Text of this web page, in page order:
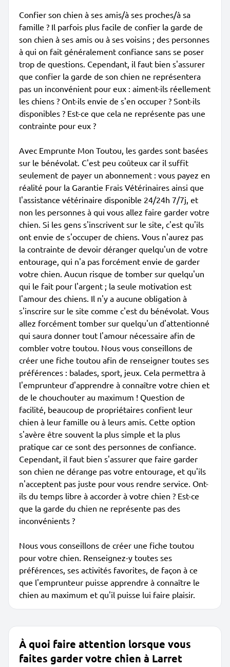
Confier son chien à ses amis/à ses proches/à sa
famille ? Il parfois plus facile de confier la garde de
son chien à ses amis ou à ses voisins ; des personnes
à qui on fait généralement confiance sans se poser
trop de questions. Cependant, il faut bien s'assurer
que confier la garde de son chien ne représentera
pas un inconvénient pour eux : aiment-ils réellement
les chiens ? Ont-ils envie de s'en occuper ? Sont-ils
disponibles ? Est-ce que cela ne représente pas une
contrainte pour eux ?
Avec Emprunte Mon Toutou, les gardes sont basées
sur le bénévolat. C'est peu coûteux car il suffit
seulement de payer un abonnement : vous payez en
réalité pour la Garantie Frais Vétérinaires ainsi que
l'assistance vétérinaire disponible 24/24h 7/7j, et
non les personnes à qui vous allez faire garder votre
chien. Si les gens s'inscrivent sur le site, c'est qu'ils
ont envie de s'occuper de chiens. Vous n'aurez pas
la contrainte de devoir déranger quelqu'un de votre
entourage, qui n'a pas forcément envie de garder
votre chien. Aucun risque de tomber sur quelqu'un
qui le fait pour l'argent ; la seule motivation est
l'amour des chiens. Il n'y a aucune obligation à
s'inscrire sur le site comme c'est du bénévolat. Vous
allez forcément tomber sur quelqu'un d'attentionné
qui saura donner tout l'amour nécessaire afin de
combler votre toutou. Nous vous conseillons de
créer une fiche toutou afin de renseigner toutes ses
préférences : balades, sport, jeux. Cela permettra à
l'emprunteur d'apprendre à connaître votre chien et
de le chouchouter au maximum ! Question de
facilité, beaucoup de propriétaires confient leur
chien à leur famille ou à leurs amis. Cette option
s'avère être souvent la plus simple et la plus
pratique car ce sont des personnes de confiance.
Cependant, il faut bien s'assurer que faire garder
son chien ne dérange pas votre entourage, et qu'ils
n'acceptent pas juste pour vous rendre service. Ont-
ils du temps libre à accorder à votre chien ? Est-ce
que la garde du chien ne représente pas des
inconvénients ?
Nous vous conseillons de créer une fiche toutou
pour votre chien. Renseignez-y toutes ses
préférences, ses activités favorites, de façon à ce
que l'emprunteur puisse apprendre à connaître le
chien au maximum et qu'il puisse lui faire plaisir.
À quoi faire attention lorsque vous
faites garder votre chien à Larret